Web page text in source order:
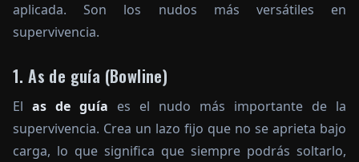
aplicada. Son los nudos más versátiles en
supervivencia.
1. As de guía (Bowline)
El as de guía es el nudo más importante de la
supervivencia. Crea un lazo fijo que no se aprieta bajo
carga, lo que significa que siempre podrás soltarlo,